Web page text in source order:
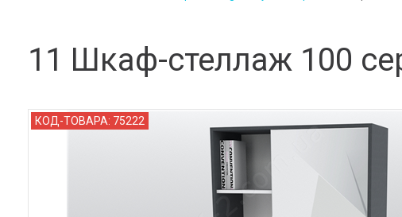
11 Шкаф-стеллаж 100
КОД-ТОВАРА: 75222